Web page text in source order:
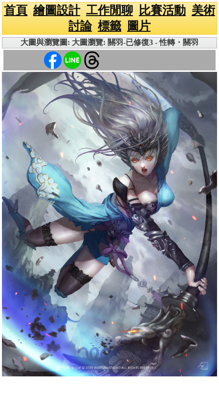
首頁 繪圖設計 工作閒聊 比賽活動 美術
討論 標籤 圖片
大圖與瀏覽圖: 大圖瀏覽: 關羽-已修復3 - 性轉・關羽